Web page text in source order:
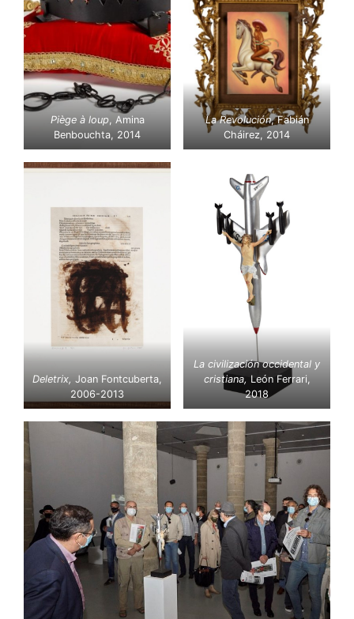
Piège à loup, Amina
Benbouchta, 2014
La Revolución, Fabián
Cháirez, 2014
Deletrix, Joan Fontcuberta,
2006-2013
La civilización occidental y
cristiana, León Ferrari,
2018